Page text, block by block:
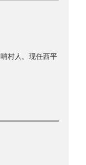
村人。现任西平